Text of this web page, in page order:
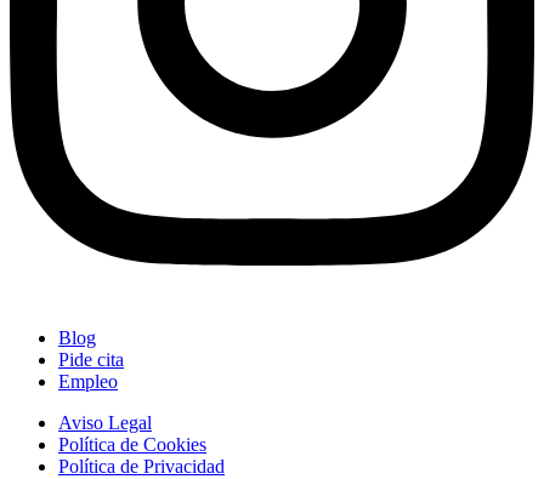
Blog
Pide cita
Empleo
Aviso Legal
Política de Cookies
Política de Privacidad